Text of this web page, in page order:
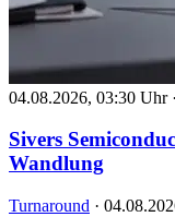
04.08.2026, 03:30 Uhr ·
Sivers
Wandlung
Turnaround ·